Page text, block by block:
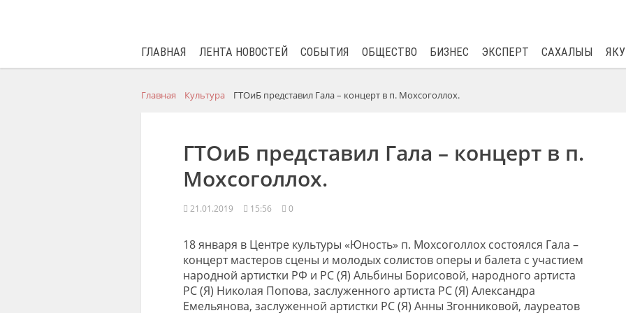
ГЛАВНАЯ ЛЕНТА НОВОСТЕЙ СОБЫТИЯ ОБЩЕСТВО БИЗНЕС ЭКСПЕРТ САХАЛЫЫ
Главная Культура ГТОиБ представил Гала – концерт в п. Мохсоголлох.
ГТОиБ представил Гала – концерт в п.
Мохсоголлох.
21.01.2019 15:56 0
18 января в Центре культуры «Юность» п. Мохсоголлох состоялся Гала –
концерт мастеров сцены и молодых солистов оперы и балета с участием
народной артистки РФ и РС (Я) Альбины Борисовой, народного артиста
РС (Я) Николая Попова, заслуженного артиста РС (Я) Александра
Емельянова, заслуженной артистки РС (Я) Анны Згонниковой, лауреатов